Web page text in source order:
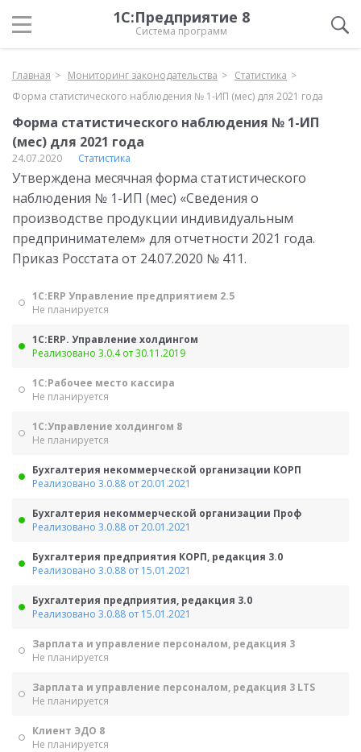
1С:Предприятие 8
Система программ
Главная Мониторинг законодательства
Статистика
Форма статистического наблюдения № 1-ИП (мес) для 2021 года
Форма статистического наблюдения № 1-ИП
(мес) для 2021 года
24.07.2020 Статистика
Утверждена месячная форма статистического
наблюдения № 1-ИП (мес) «Сведения о
производстве продукции индивидуальным
предпринимателем» для отчетности 2021 года.
Приказ Росстата от 24.07.2020 № 411.
1С:ERP Управление предприятием 2.5
Не планируется
1С:ERP. Управление холдингом
Реализовано 3.0.4 от 30.11.2019
1С:Рабочее место кассира
Не планируется
1С:Управление холдингом 8
Не планируется
Бухгалтерия некоммерческой организации КОРП
Реализовано 3.0.88 от 20.01.2021
Бухгалтерия некоммерческой организации Проф
Реализовано 3.0.88 от 20.01.2021
Бухгалтерия предприятия КОРП, редакция 3.0
Реализовано 3.0.88 от 15.01.2021
Бухгалтерия предприятия, редакция 3.0
Реализовано 3.0.88 от 15.01.2021
Зарплата и управление персоналом, редакция 3
Не планируется
Зарплата и управление персоналом, редакция 3 LTS
Не планируется
Клиент ЭДО 8
Не планируется